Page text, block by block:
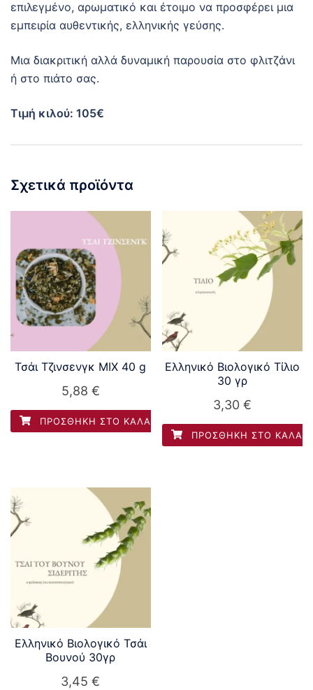
επιλεγμένο, αρωματικό και έτοιμο να προσφέρει μια
εμπειρία αυθεντικής, ελληνικής γεύσης.
Μια διακριτική αλλά δυναμική παρουσία στο φλιτζάνι
ή στο πιάτο σας.
Τιμή κιλού: 105€
Σχετικά προϊόντα
Τσάι Τζινσενγκ MIX 40 g
5,88 €
ΠΡΟΣΘΉΚΗ ΣΤΟ ΚΑΛΆΘΙ
Ελληνικό Βιολογικό Τίλιο
30 γρ
3,30€
ΠΡΟΣΘΉΚΗ ΣΤΟ ΚΑΛΆΘΙ
Ελληνικό Βιολογικό Τσάι
Βουνού 30γρ
3,45€